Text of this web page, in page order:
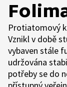
Protiatomový
Vznikl v době
vybaven stále
udržována
potřeby se do